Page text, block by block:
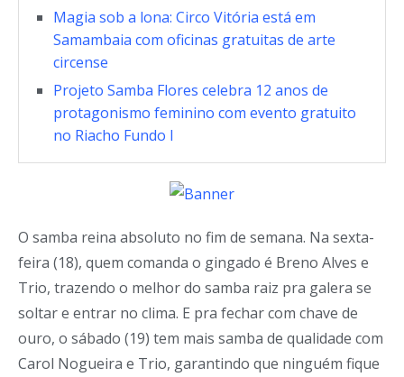
Magia sob a lona: Circo Vitória está em
Samambaia com oficinas gratuitas de arte
circense
Projeto Samba Flores celebra 12 anos de
protagonismo feminino com evento gratuito
no Riacho Fundo I
O samba reina absoluto no fim de semana. Na sexta-
feira (18), quem comanda o gingado é Breno Alves e
Trio, trazendo o melhor do samba raiz pra galera se
soltar e entrar no clima. E pra fechar com chave de
ouro, o sábado (19) tem mais samba de qualidade com
Carol Nogueira e Trio, garantindo que ninguém fique